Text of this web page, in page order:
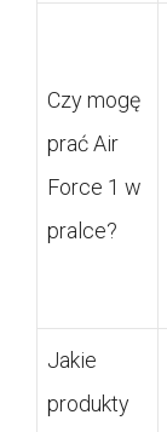
Czy mogę
prać Air
Force 1 w
pralce?
Jakie
produkty